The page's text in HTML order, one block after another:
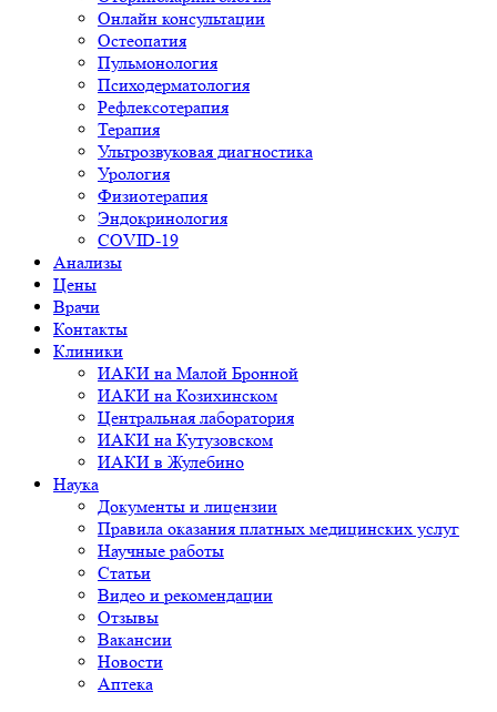
Онлайн консультации
Остеопатия
Пульмонология
Психодерматология
Рефлексотерапия
Терапия
Ультрозвуковая диагностика
Урология
Физиотерапия
Эндокринология
COVID-19
Анализы
Цены
Врачи
Контакты
Клиники
ИАКИ на Малой Бронной
ИАКИ на Козихинском
Центральная лаборатория
ИАКИ на Кутузовском
ИАКИ в Жулебино
Наука
Документы и лицензии
Правила оказания платных медицинских услуг
Научные работы
Статьи
Видео и рекомендации
Отзывы
Вакансии
Новости
Аптека